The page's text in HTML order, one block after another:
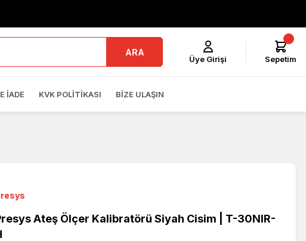
ARA
Üye Girişi Sepetim
İADE KVK POLITIKASI BIZE ULAŞIN
Ateş Ölçer Kalibratörü Siyah Cisim | T-30NIR-